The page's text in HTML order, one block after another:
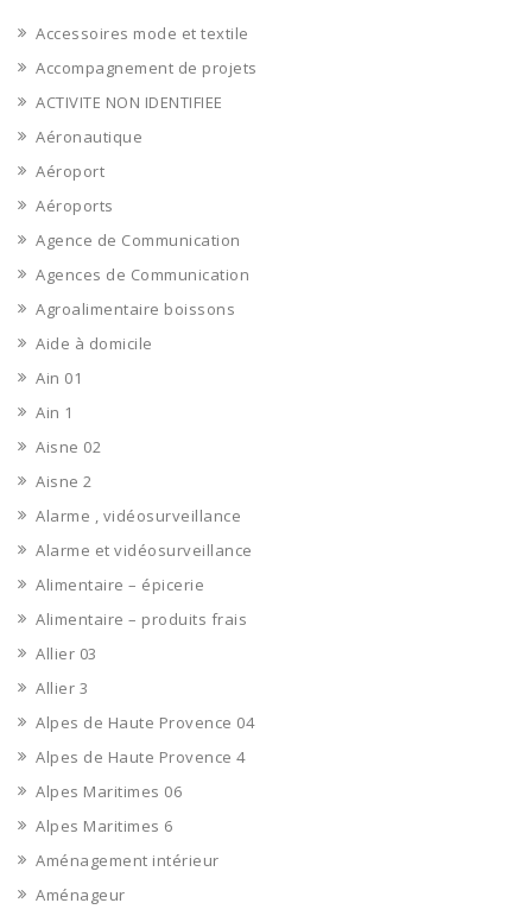
Accessoires mode et textile
Accompagnement de projets
ACTIVITE NON IDENTIFIEE
Aéronautique
Aéroport
Aéroports
Agence de Communication
Agences de Communication
Agroalimentaire boissons
Aide à domicile
Ain 01
Ain 1
Aisne 02
Aisne 2
Alarme , vidéosurveillance
Alarme et vidéosurveillance
Alimentaire – épicerie
Alimentaire – produits frais
Allier 03
Allier 3
Alpes de Haute Provence 04
Alpes de Haute Provence 4
Alpes Maritimes 06
Alpes Maritimes 6
Aménagement intérieur
Aménageur